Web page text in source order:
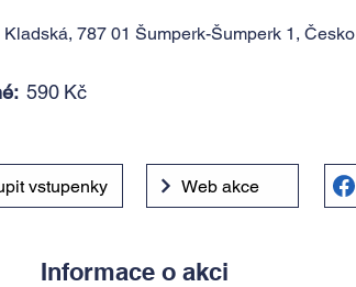
Kladská, 787 01 Šumperk-Šumperk 1, Česko
590 Kč
vstupenky Web akce
Informace o akci